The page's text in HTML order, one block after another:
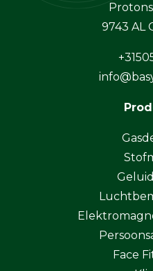
9743 AL
Face